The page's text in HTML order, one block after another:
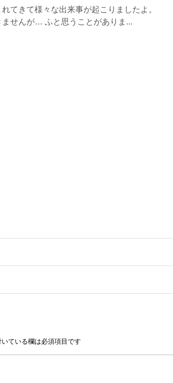
てきて様々な出来事が起こりましたよ。
せんが… ふと思うことがありま...
いている欄は必須項目です